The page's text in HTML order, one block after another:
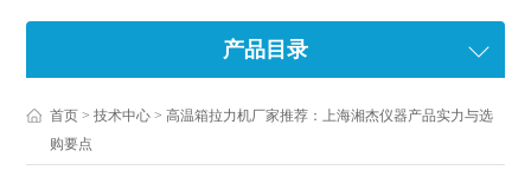
产品目录
首页 >技术中心 > 高温箱拉力机厂家推荐：上海湘杰仪器产品实力与选
购要点